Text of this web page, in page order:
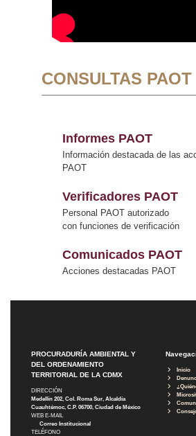
CONSULTAS PAOT
Informes PAOT
Información destacada de las
PAOT
Verificadores PAOT
Personal PAOT autorizado
con funciones de verificación
Comunicados PAOT
Acciones destacadas PAOT
PROCURADURÍA AMBIENTAL Y
DEL ORDENAMIENTO
TERRITORIAL DE LA CDMX
DIRECCIÓN
Medellín 202, Col. Roma Sur, Alcaldía
Cuauhtémoc, C.P. 06700, Ciudad de México
WEB E-MAIL
Correo Institucional
TELÉFONO
Inicio